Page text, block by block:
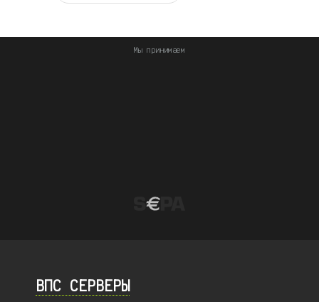
Мы принимаем
ВПС СЕРВЕРЫ